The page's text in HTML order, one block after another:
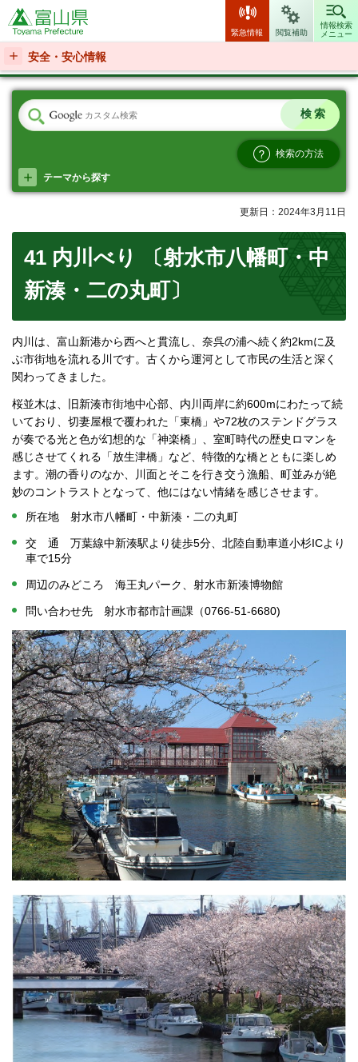
富山県
緊急情報 閲覧補助
情報検索
メニュー
安全・安心情報
検索の方法
テーマから探す
更新日：2024年3月11日
41 内川べり 〔射水市八幡町・中
新湊・二の丸町〕
内川は、富山新港から西へと貫流し、奈呉の浦へ続く約2kmに及
ぶ市街地を流れる川です。古くから運河として市民の生活と深く
関わってきました。
桜並木は、旧新湊市街地中心部、内川両岸に約600mにわたって続
いており、切妻屋根で覆われた「東橋」や72枚のステンドグラス
が奏でる光と色が幻想的な「神楽橋」、室町時代の歴史ロマンを
感じさせてくれる「放生津橋」など、特徴的な橋とともに楽しめ
ます。潮の香りのなか、川面とそこを行き交う漁船、町並みが絶
妙のコントラストとなって、他にはない情緒を感じさせます。
所在地 射水市八幡町・中新湊・二の丸町
交 通 万葉線中新湊駅より徒歩5分、北陸自動車道小杉ICより
車で15分
周辺のみどころ 海王丸パーク、射水市新湊博物館
問い合わせ先 射水市都市計画課（0766-51-6680)